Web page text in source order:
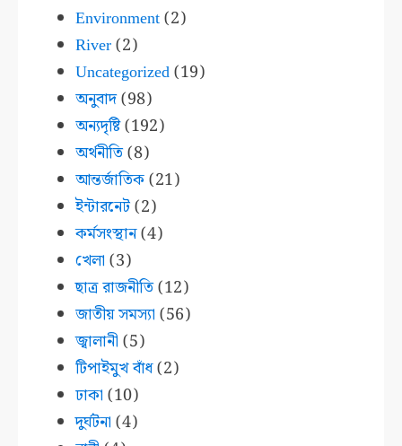
Environment(2)
River(2)
Uncategorized(19)
অনুবাদ(98)
অন্যদৃষ্টি(192)
অর্থনীতি(8)
আন্তর্জাতিক(21)
ইন্টারনেট(2)
কর্মসংস্থান(4)
খেলা (3)
ছাত্র রাজনীতি(12)
জাতীয় সমস্যা (56)
জ্বালানী (5)
টিপাইমুখ বাঁধ(2)
ঢাকা (10)
দুর্ঘটনা (4)